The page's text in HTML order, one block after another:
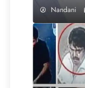
Nandani